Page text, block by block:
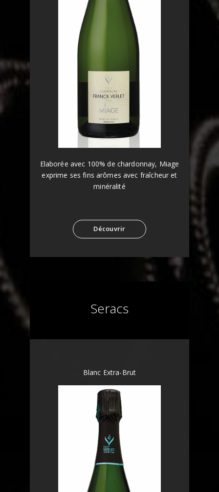
Elaborée avec 100% de chardonnay, Miage
exprime ses fins arômes avec fraîcheur et
minéralité
Découvrir
Seracs
Blanc Extra-Brut